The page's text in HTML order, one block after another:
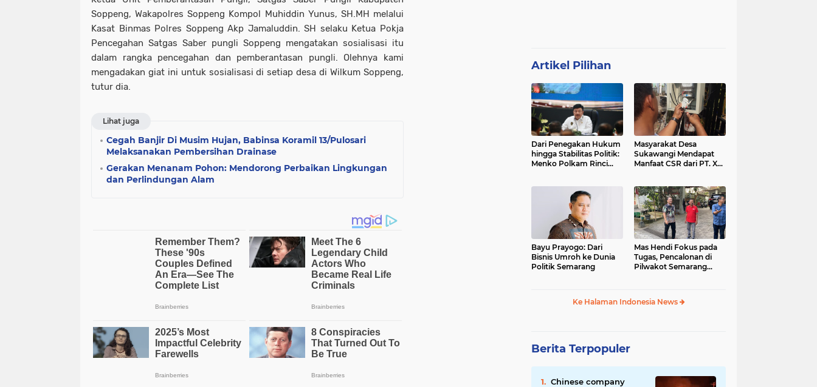
Soppeng, Wakapolres Soppeng Kompol Muhiddin Yunus, SH.MH melalui
Kasat Binmas Polres Soppeng Akp Jamaluddin. SH selaku Ketua Pokja
Pencegahan Satgas Saber pungli Soppeng mengatakan sosialisasi itu
dalam rangka pencegahan dan pemberantasan pungli. Olehnya kami
mengadakan giat ini untuk sosialisasi di setiap desa di Wilkum Soppeng,
tutur dia.
Lihat juga
Cegah Banjir Di Musim Hujan, Babinsa Koramil 13/Pulosari
Melaksanakan Pembersihan Drainase
Gerakan Menanam Pohon: Mendorong Perbaikan Lingkungan
dan Perlindungan Alam
Artikel Pilihan
Dari Penegakan Hukum
hingga Stabilitas Politik:
Menko Polkam Rinci
Masyarakat Desa
Sukawangi Mendapat
Manfaat CSR dari PT. XL-
Bayu Prayogo: Dari
Bisnis Umroh ke Dunia
Politik Semarang
Mas Hendi Fokus pada
Tugas, Pencalonan di
Pilwakot Semarang
Ke Halaman Indonesia News
Berita Terpopuler
Chinese company